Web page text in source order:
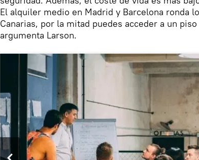
El alquiler medio en Madrid y Barcelona ronda
Canarias, por la mitad puedes acceder a un
argumenta Larson.